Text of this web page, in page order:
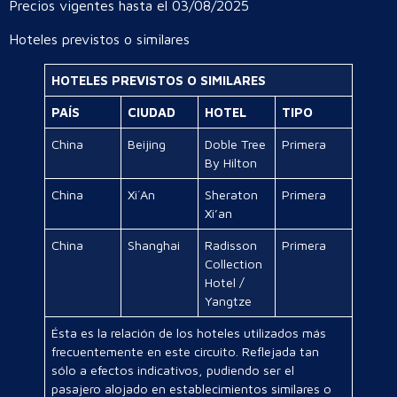
Precios vigentes hasta el 03/08/2025
Hoteles previstos o similares
HOTELES PREVISTOS O SIMILARES
PAÍS CIUDAD HOTEL TIPO
China Beijing
Doble Tree
By Hilton
Primera
China Xi´An
Sheraton
Xi’an
Primera
China Shanghai
Radisson
Collection
Hotel /
Yangtze
Primera
Ésta es la relación de los hoteles utilizados más
frecuentemente en este circuito. Reflejada tan
sólo a efectos indicativos, pudiendo ser el
pasajero alojado en establecimientos similares o